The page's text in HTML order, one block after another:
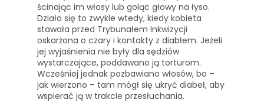
ścinając im włosy lub goląc głowy na łyso.
Działo się to zwykle wtedy, kiedy kobieta
stawała przed Trybunałem Inkwizycji
oskarżona o czary i kontakty z diabłem. Jeżeli
jej wyjaśnienia nie były dla sędziów
wystarczające, poddawano ją torturom.
Wcześniej jednak pozbawiano włosów, bo –
jak wierzono – tam mógł się ukryć diabeł, aby
wspierać ją w trakcie przesłuchania.